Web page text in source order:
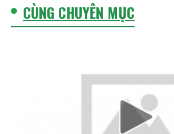
CÙNG CHUYÊN MỤC